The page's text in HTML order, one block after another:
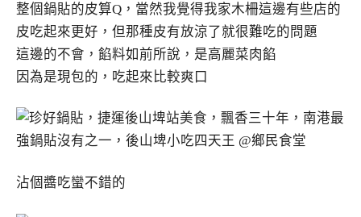
整個鍋貼的皮算Q，當然我覺得我家木柵這邊有些店的
皮吃起來更好，但那種皮有放涼了就很難吃的問題
這邊的不會，餡料如前所說，是高麗菜肉餡
因為是現包的，吃起來比較爽口
沾個醬吃蠻不錯的